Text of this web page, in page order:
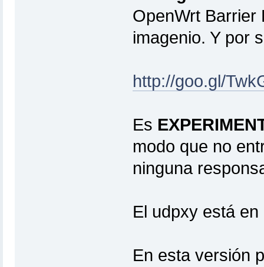
OpenWrt Barrier
imagenio. Y por
http://goo.gl/
Es
modo que no
ninguna
El udpxy está
En esta versión